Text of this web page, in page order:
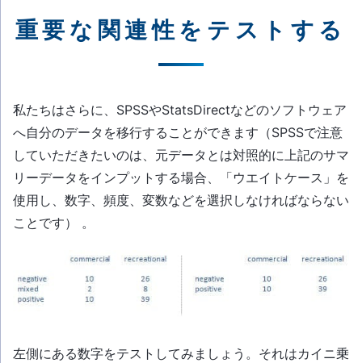
重要な関連性をテストする
私たちはさらに、SPSSやStatsDirectなどのソフトウェア
へ自分のデータを移行することができます（SPSSで注意
していただきたいのは、元データとは対照的に上記のサマ
リーデータをインプットする場合、「ウエイトケース」を
使用し、数字、頻度、変数などを選択しなければならない
ことです） 。
左側にある数字をテストしてみましょう。それはカイニ乗